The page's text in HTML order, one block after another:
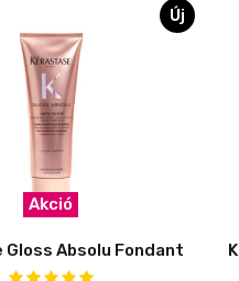
Új
Akció
Absolu Fondant